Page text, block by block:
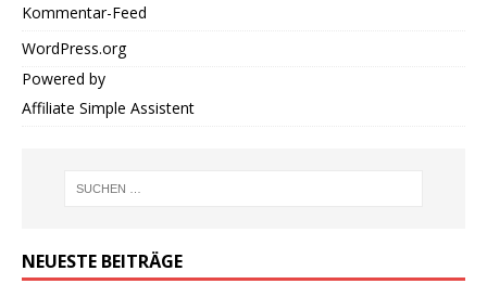
Kommentar-Feed
WordPress.org
Powered by
Affiliate Simple Assistent
NEUESTE BEITRÄGE